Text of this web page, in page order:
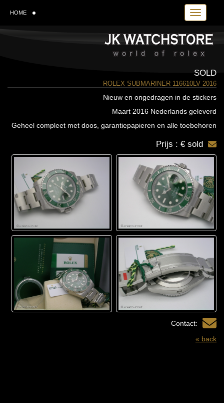
Toggle
HOME
SOLD
ROLEX SUBMARINER 116610LV 2016
Nieuw en ongedragen in de stickers
Maart 2016 Nederlands geleverd
Geheel compleet met doos, garantiepapieren en alle toebehoren
Prijs : € sold
Contact:
« back